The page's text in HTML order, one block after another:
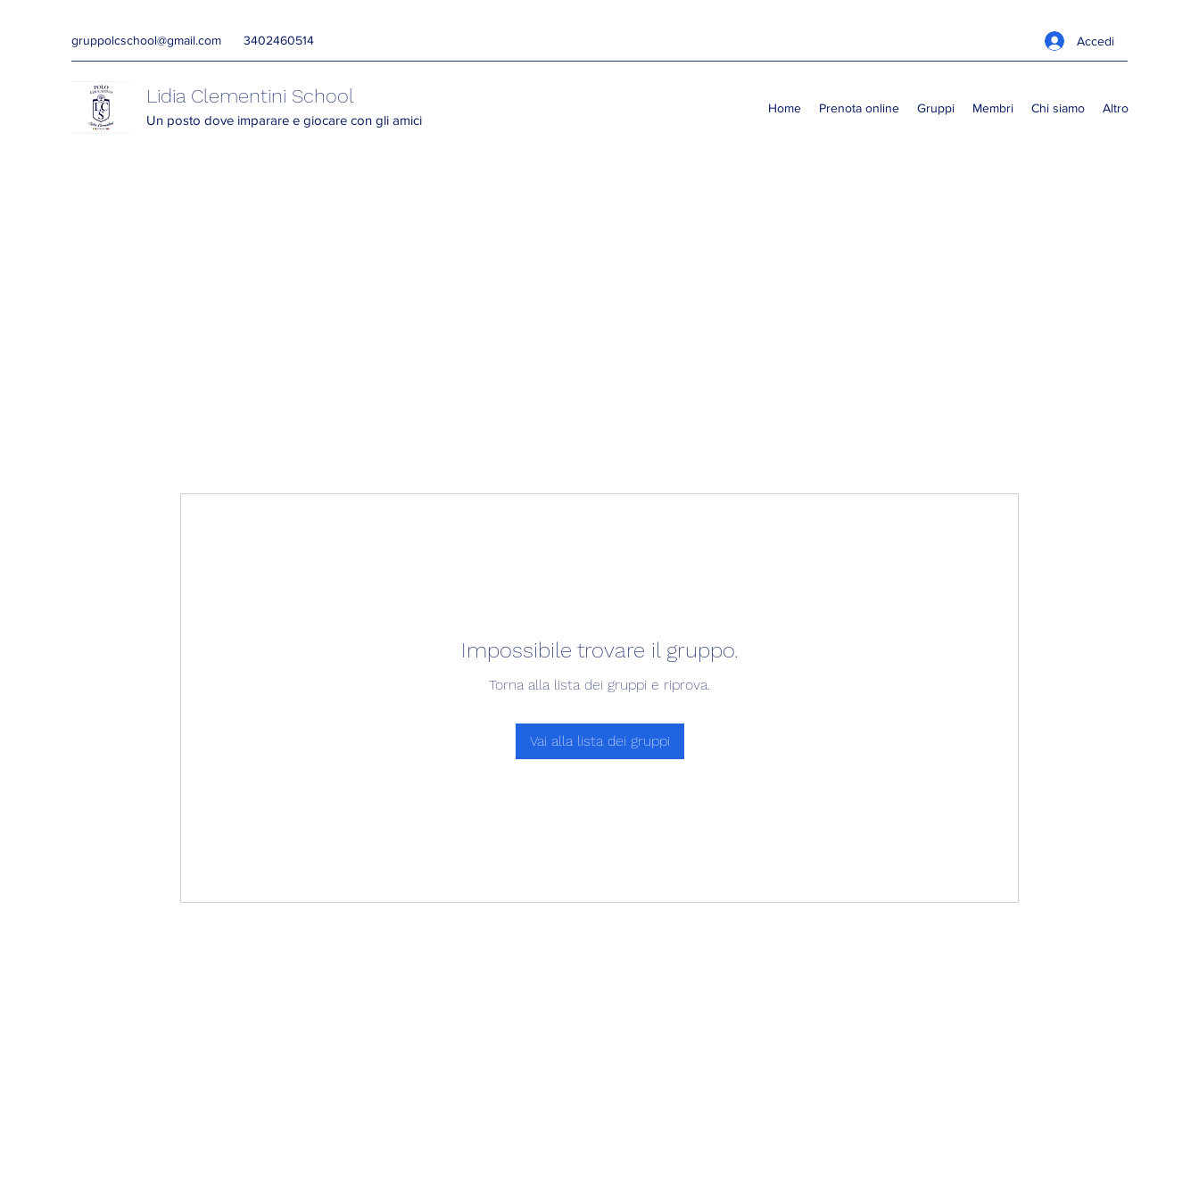
gruppolcschool@gmail.com 3402460514 Accedi
Lidia Clementini School
Un posto dove imparare e giocare con gli amici
Home Prenota online Gruppi Membri Chi siamo Altro
Impossibile trovare il gruppo.
Torna alla lista dei gruppi e riprova.
Vai alla lista dei gruppi